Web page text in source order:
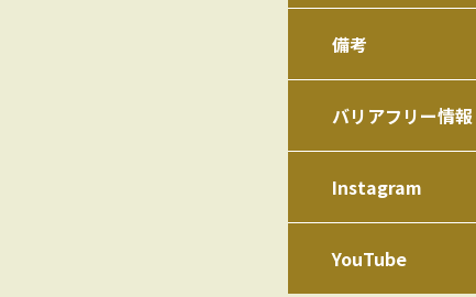
備考
バリアフリー情報
Instagram
YouTube